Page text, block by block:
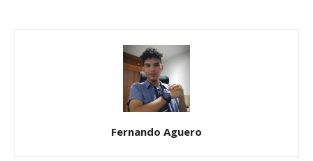
Fernando Aguero